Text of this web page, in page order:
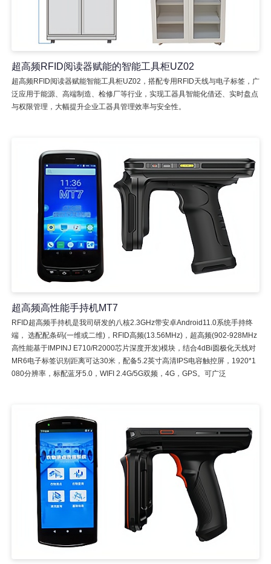
超高频RFID阅读器赋能的智能工具柜UZ02
超高频RFID阅读器赋能智能工具柜UZ02，搭配专用RFID天线与电子标签，广
泛应用于能源、高端制造、检修厂等行业，实现工器具智能化借还、实时盘点
与权限管理，大幅提升企业工器具管理效率与安全性。
超高频高性能手持机MT7
RFID超高频手持机是我司研发的八核2.3GHz带安卓Android11.0系统手持终
端， 选配配条码(一维或二维)，RFID高频(13.56MHz)，超高频(902-928MHz
高性能基于IMPINJ E710/R2000芯片深度开发)模块，结合4dBi圆极化天线对
MR6电子标签识别距离可达30米，配备5.2英寸高清IPS电容触控屏，1920*1
080分辨率，标配蓝牙5.0，WIFI 2.4G/5G双频，4G，GPS。可广泛